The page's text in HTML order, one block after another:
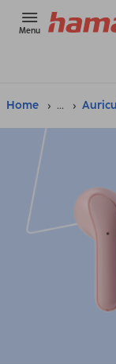
Menu
Home ...